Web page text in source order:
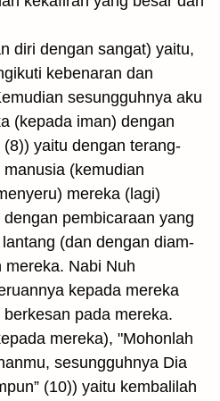
diri dengan sangat) yaitu,
kebenaran dan
sesungguhnya aku
(kepada iman) dengan
yaitu dengan terang-
(kemudian
mereka (lagi)
pembicaraan yang
(dan dengan diam-
Nabi Nuh
kepada mereka
pada mereka.
mereka), "Mohonlah
sesungguhnya Dia
(10)) yaitu kembalilah